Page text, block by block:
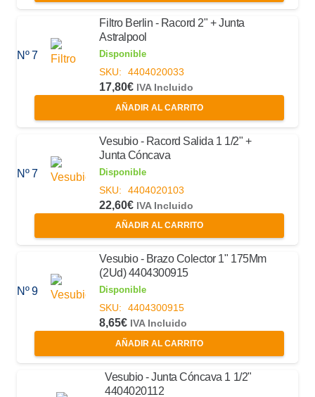
Nº 7
Filtro Berlin - Racord 2" + Junta
Astralpool
Disponible
SKU: 4404020033
17,80€ IVA Incluido
AÑADIR AL CARRITO
Nº 7
Vesubio - Racord Salida 1 1/2" +
Junta Cóncava
Disponible
SKU: 4404020103
22,60€ IVA Incluido
AÑADIR AL CARRITO
Nº 9
Vesubio - Brazo Colector 1" 175Mm
(2Ud) 4404300915
Disponible
SKU: 4404300915
8,65€ IVA Incluido
AÑADIR AL CARRITO
Vesubio - Junta Cóncava 1 1/2"
4404020112